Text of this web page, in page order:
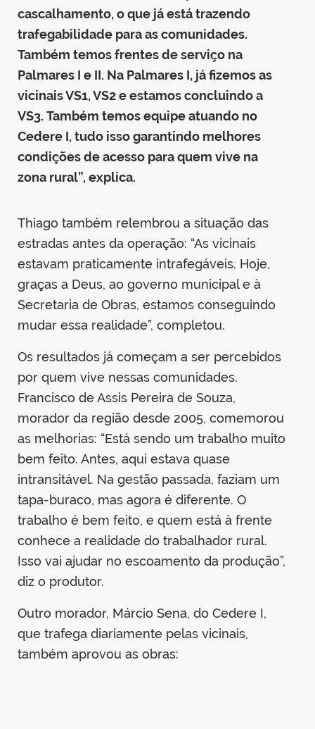
cascalhamento, o que já está trazendo
trafegabilidade para as comunidades.
Também temos frentes de serviço na
Palmares I e II. Na Palmares I, já fizemos as
vicinais VS1, VS2 e estamos concluindo a
VS3. Também temos equipe atuando no
Cedere I, tudo isso garantindo melhores
condições de acesso para quem vive na
zona rural”, explica.
Thiago também relembrou a situação das
estradas antes da operação: “As vicinais
estavam praticamente intrafegáveis. Hoje,
graças a Deus, ao governo municipal e à
Secretaria de Obras, estamos conseguindo
mudar essa realidade”, completou.
Os resultados já começam a ser percebidos
por quem vive nessas comunidades.
Francisco de Assis Pereira de Souza,
morador da região desde 2005, comemorou
as melhorias: “Está sendo um trabalho muito
bem feito. Antes, aqui estava quase
intransitável. Na gestão passada, faziam um
tapa-buraco, mas agora é diferente. O
trabalho é bem feito, e quem está à frente
conhece a realidade do trabalhador rural.
Isso vai ajudar no escoamento da produção”,
diz o produtor.
Outro morador, Márcio Sena, do Cedere I,
que trafega diariamente pelas vicinais,
também aprovou as obras: